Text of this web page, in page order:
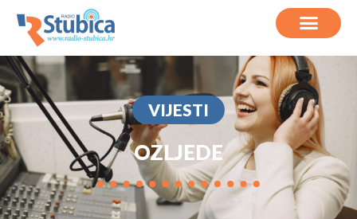
VIJESTI
OZLJEDE